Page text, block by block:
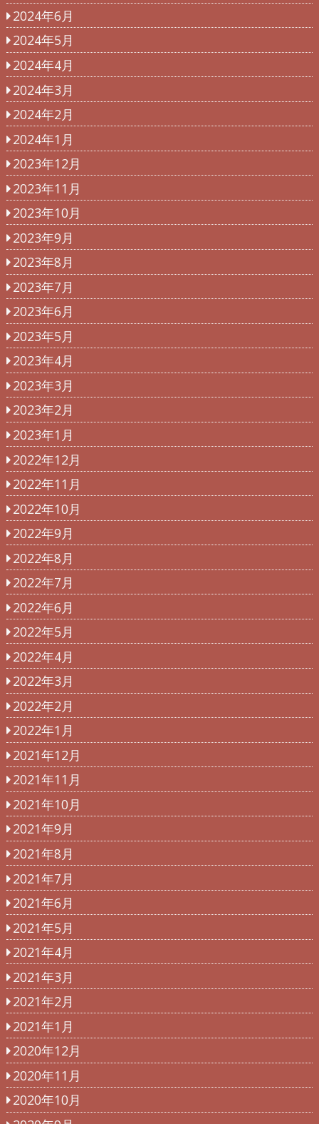
2024年6月
2024年5月
2024年4月
2024年3月
2024年2月
2024年1月
2023年12月
2023年11月
2023年10月
2023年9月
2023年8月
2023年7月
2023年6月
2023年5月
2023年4月
2023年3月
2023年2月
2023年1月
2022年12月
2022年11月
2022年10月
2022年9月
2022年8月
2022年7月
2022年6月
2022年5月
2022年4月
2022年3月
2022年2月
2022年1月
2021年12月
2021年11月
2021年10月
2021年9月
2021年8月
2021年7月
2021年6月
2021年5月
2021年4月
2021年3月
2021年2月
2021年1月
2020年12月
2020年11月
2020年10月